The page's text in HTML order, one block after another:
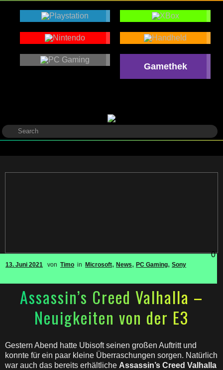
Gamethek
13. Juni 2021 von Timo in Microsoft, News, PC Gaming, Sony
0
Assassin’s Creed Valhalla –
Neuigkeiten von der E3
Gestern Abend hatte Ubisoft seinen großen Auftritt und
konnte für ein paar kleine Überraschungen sorgen. Natürlich
war auch das bereits erhältliche Assassin’s Creed Valhalla